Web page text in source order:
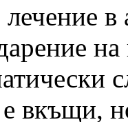
в
на
вкъщи,